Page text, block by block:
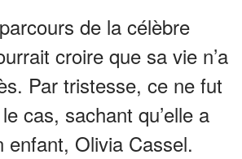
de la célèbre
croire que sa vie n’a
Par tristesse, ce ne fut
cas, sachant qu’elle a
enfant, Olivia Cassel.